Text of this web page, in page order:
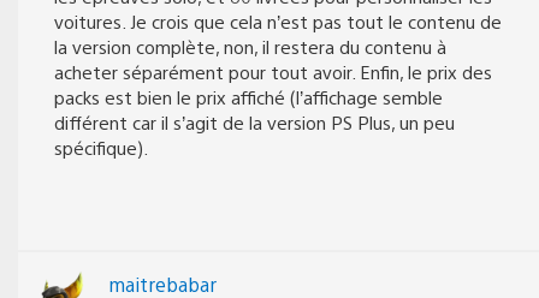
voitures. Je crois que cela n’est pas tout le contenu de
la version complète, non, il restera du contenu à
acheter séparément pour tout avoir. Enfin, le prix des
packs est bien le prix affiché (l’affichage semble
différent car il s’agit de la version PS Plus, un peu
spécifique).
maitrebabar